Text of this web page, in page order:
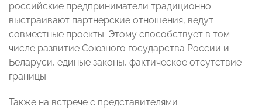
российские предприниматели традиционно
выстраивают партнерские отношения, ведут
совместные проекты. Этому способствует в том
числе развитие Союзного государства России и
Беларуси, единые законы, фактическое отсутствие
границы.
Также на встрече с представителями